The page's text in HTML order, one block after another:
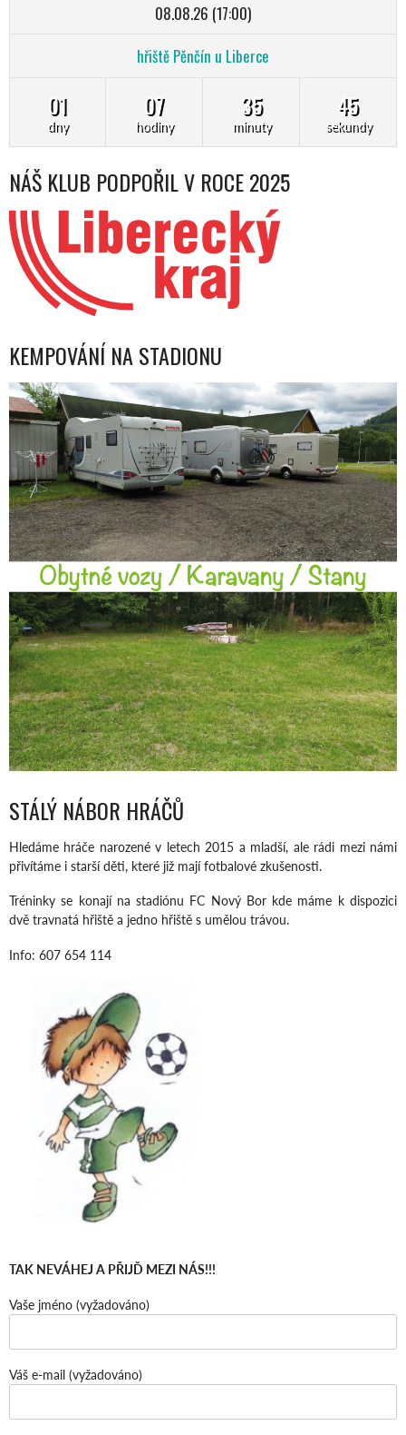
08.08.26 (17:00)
hřiště Pěnčín u Liberce
01
dny
07
hodiny
35
minuty
44
sekundy
NÁŠ KLUB PODPOŘIL V ROCE 2025
KEMPOVÁNÍ NA STADIONU
STÁLÝ NÁBOR HRÁČŮ
Hledáme hráče narozené v letech 2015 a mladší, ale rádi mezi námi
přivítáme i starší děti, které již mají fotbalové zkušenosti.
Tréninky se konají na stadiónu FC Nový Bor kde máme k dispozici
dvě travnatá hřiště a jedno hřiště s umělou trávou.
Info: 607 654 114
TAK NEVÁHEJ A PŘIJĎ MEZI NÁS!!!
Vaše jméno (vyžadováno)
Váš e-mail (vyžadováno)